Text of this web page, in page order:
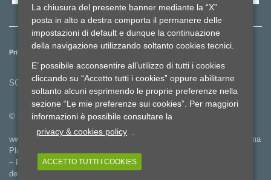
Privacy e cookies policy
Lavora con noi
Credits
SOCIAL
© 2025 Fondo Gomma Plastica - Cod.Fiscale 97233020151
www.fondogommaplastica.it è l’unico portale ufficiale del Fondo Gomma
Plastica
– Fondo Pensione Complementare a Capitalizzazione per i lavoratori
dell’industria della Gomma, Cavi Elettrici e affini e delle Materie
La chiusura del presente banner mediante la “X”
posta in alto a destra comporta il permanere delle
impostazioni di default e dunque la continuazione
della navigazione utilizzando soltanto cookies tecnici.
E’ possibile acconsentire all’utilizzo di tutti i cookies
cliccando su “Accetto tutti i cookies” oppure abilitarne
soltanto alcuni esprimendo le proprie preferenze nella
sezione “Le mie preferenze sui cookies”. Per maggiori
informazioni è possibile consultare la
privacy & cookies policy
ACCETTO TUTTI I COOKIES